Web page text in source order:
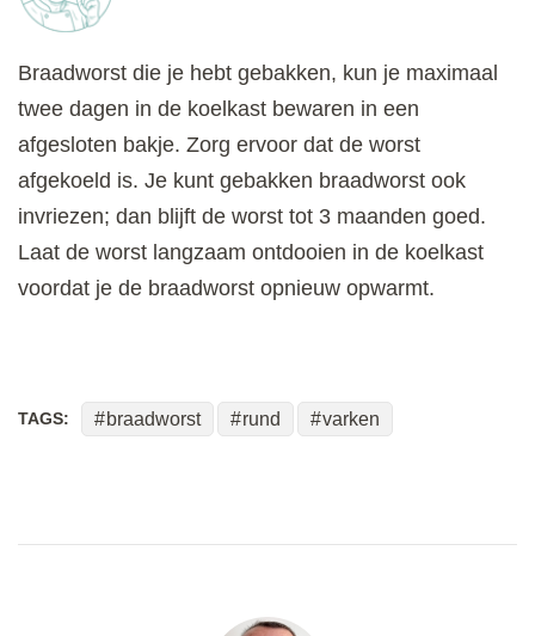
Braadworst die je hebt gebakken, kun je maximaal
twee dagen in de koelkast bewaren in een
afgesloten bakje. Zorg ervoor dat de worst
afgekoeld is. Je kunt gebakken braadworst ook
invriezen; dan blijft de worst tot 3 maanden goed.
Laat de worst langzaam ontdooien in de koelkast
voordat je de braadworst opnieuw opwarmt.
TAGS: braadworst rund varken